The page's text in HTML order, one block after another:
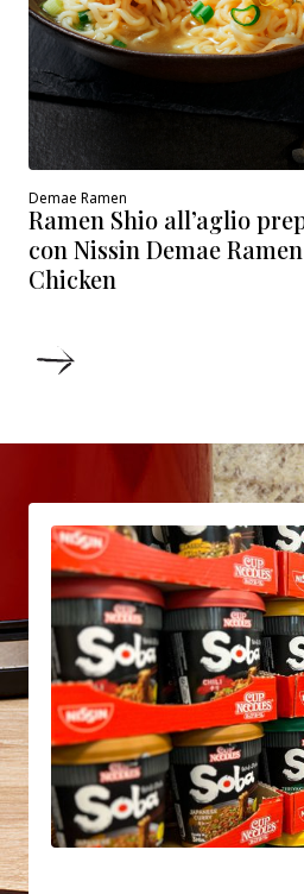
Demae Ramen
Ramen Shio all’aglio
con Nissin Demae Ramen
Chicken